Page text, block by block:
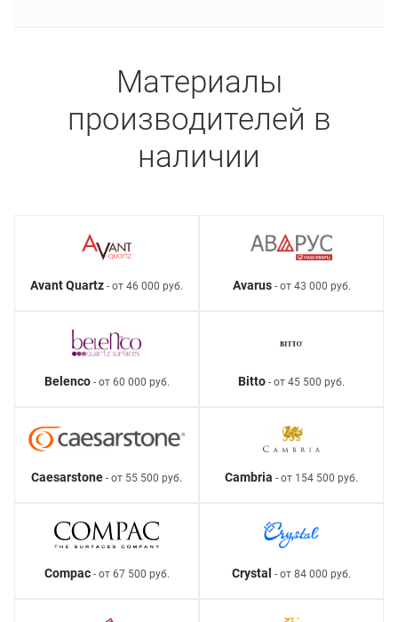
Материалы
производителей в
наличии
Avant Quartz - от 46 000 руб. Avarus- от 43 000 руб.
Belenco- от 60 000 руб. Bitto - от 45 500 руб.
Caesarstone - от 55 500 руб. Cambria - от 154 500 руб.
Compac- от 67 500 руб. Crystal - от 84 000 руб.